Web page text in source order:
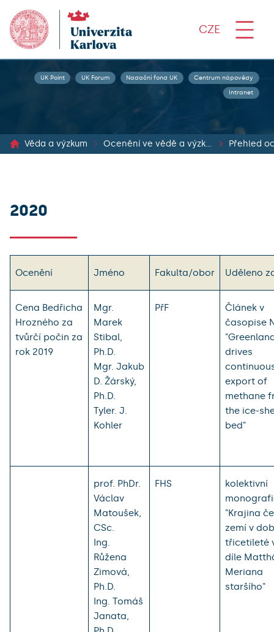
CZE
UK Point UK Forum Nadační fond UK Centrum nápovědy
Intranet
Věda a výzkum Ocenění ve vědě a výzkumu
2020
Ocenění Jméno Fakulta/obor Uděleno
Cena Bedřicha
Hrozného za
tvůrčí počin za
rok 2019
Mgr.
Marek
Stibal,
Ph.D.
Mgr. Jakub
D. Žárský,
Ph.D.
Tyler. J.
Kohler
PřF
Článek v
časopise
drives
export of
methane
the ice-
bed"
prof. PhDr.
Václav
Matoušek,
CSc.
Ing.
Růžena
Zimová,
Ph.D.
Ing. Tomáš
Janata,
FHS
kolektivní
"Krajina
zemí v
třicetileté
díle
Meriana
staršího"